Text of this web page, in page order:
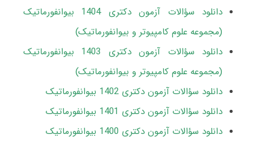
دانلود سؤالات آزمون دکتری 1404 بیوانفورماتیک
(مجموعه علوم کامپیوتر و بیوانفورماتیک)
دانلود سؤالات آزمون دکتری 1403 بیوانفورماتیک
(مجموعه علوم کامپیوتر و بیوانفورماتیک)
دانلود سؤالات آزمون دکتری 1402 بیوانفورماتیک
دانلود سؤالات آزمون دکتری 1401 بیوانفورماتیک
دانلود سؤالات آزمون دکتری 1400 بیوانفورماتیک